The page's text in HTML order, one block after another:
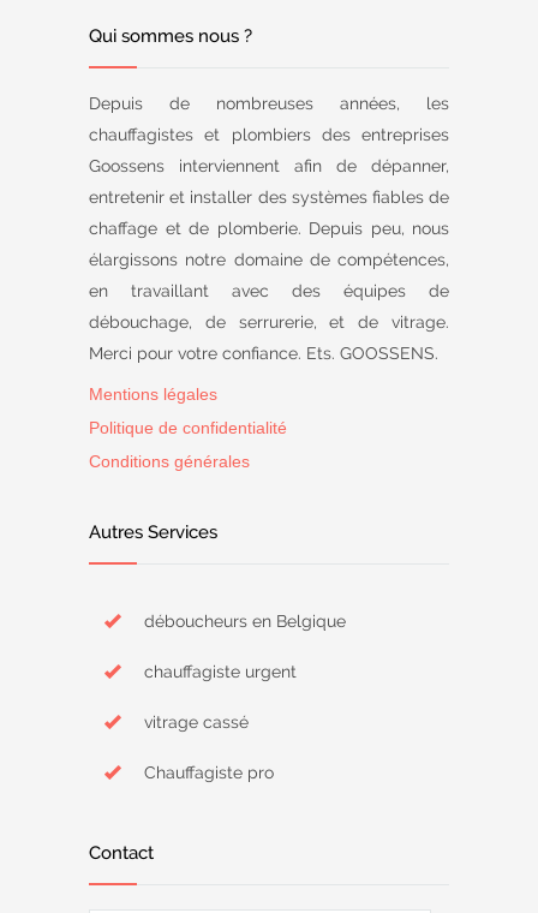
Qui sommes nous ?
Depuis de nombreuses années, les
chauffagistes et plombiers des entreprises
Goossens interviennent afin de dépanner,
entretenir et installer des systèmes fiables de
chaffage et de plomberie. Depuis peu, nous
élargissons notre domaine de compétences,
en travaillant avec des équipes de
débouchage, de serrurerie, et de vitrage.
Merci pour votre confiance. Ets. GOOSSENS.
Mentions légales
Politique de confidentialité
Conditions générales
Autres Services
déboucheurs en Belgique
chauffagiste urgent
vitrage cassé
Chauffagiste pro
Contact